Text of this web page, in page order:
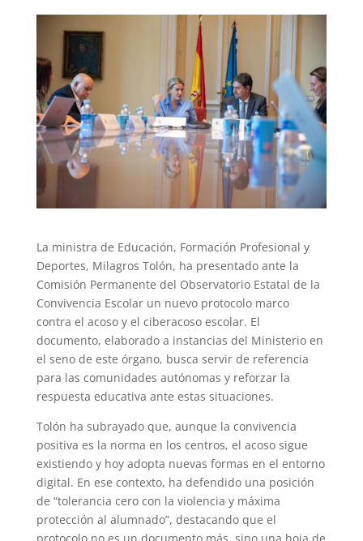
La ministra de Educación, Formación Profesional y
Deportes, Milagros Tolón, ha presentado ante la
Comisión Permanente del Observatorio Estatal de la
Convivencia Escolar un nuevo protocolo marco
contra el acoso y el ciberacoso escolar. El
documento, elaborado a instancias del Ministerio en
el seno de este órgano, busca servir de referencia
para las comunidades autónomas y reforzar la
respuesta educativa ante estas situaciones.
Tolón ha subrayado que, aunque la convivencia
positiva es la norma en los centros, el acoso sigue
existiendo y hoy adopta nuevas formas en el entorno
digital. En ese contexto, ha defendido una posición
de “tolerancia cero con la violencia y máxima
protección al alumnado”, destacando que el